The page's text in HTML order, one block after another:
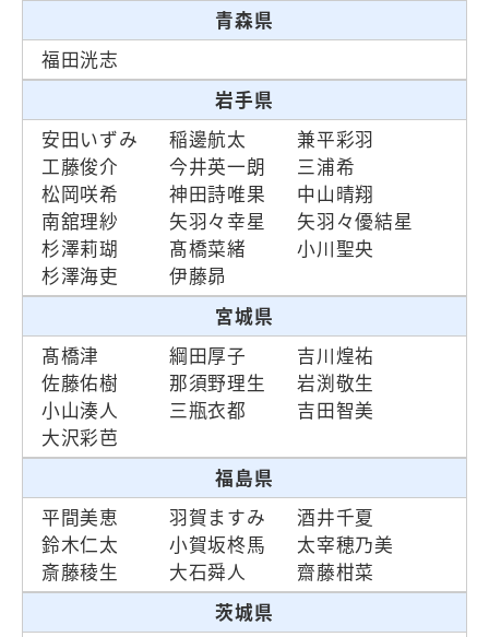
青森県
福田洸志
岩手県
安田いずみ
稲邊航太
兼平彩羽
工藤俊介
今井英一朗
三浦希
松岡咲希
神田詩唯果
中山晴翔
南舘理紗
矢羽々幸星
矢羽々優結星
杉澤莉瑚
髙橋菜緒
小川聖央
杉澤海吏
伊藤昴
宮城県
髙橋津
綱田厚子
吉川煌祐
佐藤佑樹
那須野理生
岩渕敬生
小山湊人
三瓶衣都
吉田智美
大沢彩芭
福島県
平間美恵
羽賀ますみ
酒井千夏
鈴木仁太
小賀坂柊馬
太宰穂乃美
斎藤稜生
大石舜人
齋藤柑菜
茨城県